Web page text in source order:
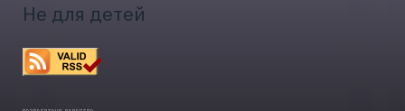
Не для детей